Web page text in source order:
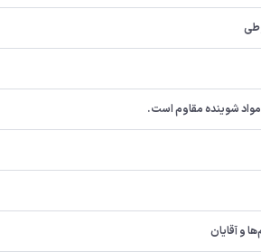
شوینده مقاوم است.